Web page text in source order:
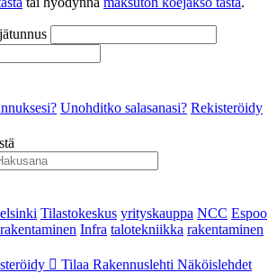
Unohditko salasanasi? Rekisteröidy
Tilastokeskus yrityskauppa NCC Espoo
Infra talotekniikka rakentaminen
Tilaa Rakennuslehti Näköislehdet